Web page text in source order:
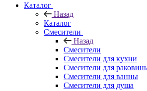
Каталог
Назад
Каталог
Смесители
Назад
Смесители
Смесители для кухни
Смесители для
Смесители для ванны
Смесители для душа